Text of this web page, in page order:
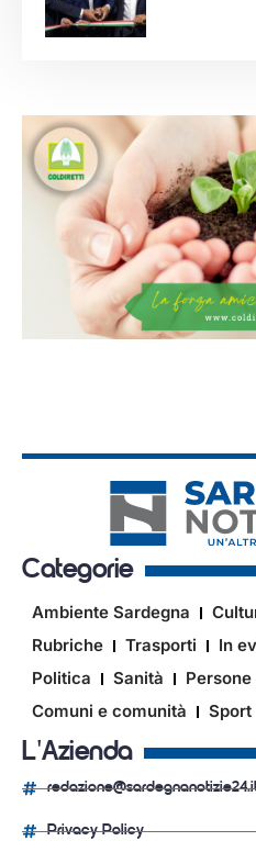
Categorie
Ambiente Sardegna
Rubriche
Trasporti In
Politica
Sanità
Comuni e comunità
Sport
L'Azienda
Privacy Policy